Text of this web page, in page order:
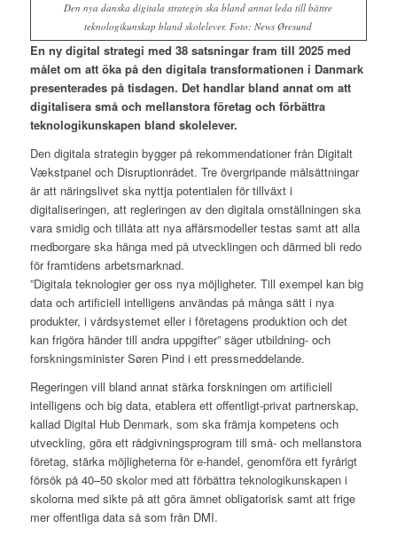
Den nya danska digitala strategin ska bland annat leda till bättre
teknologikunskap bland skolelever. Foto: News Øresund
En ny digital strategi med 38 satsningar fram till 2025 med
målet om att öka på den digitala transformationen i Danmark
presenterades på tisdagen. Det handlar bland annat om att
digitalisera små och mellanstora företag och förbättra
teknologikunskapen bland skolelever.
Den digitala strategin bygger på rekommendationer från Digitalt
Vækstpanel och Disruptionrådet. Tre övergripande målsättningar
är att näringslivet ska nyttja potentialen för tillväxt i
digitaliseringen, att regleringen av den digitala omställningen ska
vara smidig och tillåta att nya affärsmodeller testas samt att alla
medborgare ska hänga med på utvecklingen och därmed bli redo
för framtidens arbetsmarknad.
”Digitala teknologier ger oss nya möjligheter. Till exempel kan big
data och artificiell intelligens användas på många sätt i nya
produkter, i vårdsystemet eller i företagens produktion och det
kan frigöra händer till andra uppgifter” säger utbildning- och
forskningsminister Søren Pind i ett pressmeddelande.
Regeringen vill bland annat stärka forskningen om artificiell
intelligens och big data, etablera ett offentligt-privat partnerskap,
kallad Digital Hub Denmark, som ska främja kompetens och
utveckling, göra ett rådgivningsprogram till små- och mellanstora
företag, stärka möjligheterna för e-handel, genomföra ett fyrårigt
försök på 40–50 skolor med att förbättra teknologikunskapen i
skolorna med sikte på att göra ämnet obligatorisk samt att frige
mer offentliga data så som från DMI.